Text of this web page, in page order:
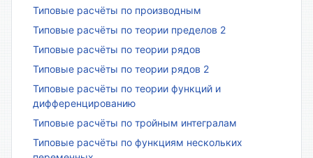
Типовые расчёты по производным
Типовые расчёты по теории пределов 2
Типовые расчёты по теории рядов
Типовые расчёты по теории рядов 2
Типовые расчёты по теории функций и
дифференцированию
Типовые расчёты по тройным интегралам
Типовые расчёты по функциям нескольких